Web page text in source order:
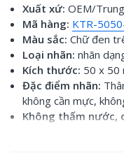
Xuất xứ: OEM/
Mã hàng: KTR-
Màu sắc: Chữ đen
Loại nhãn: nhãn
Kích thước: 50 x 50
Đặc điểm nhãn:
không cần mực,
Không thấm nước,
tốt và không để lại